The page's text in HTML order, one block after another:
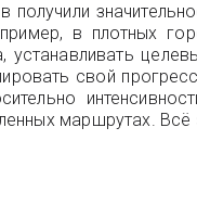
получили
в плотных
устанавливать
свой
маршрутах. Всё